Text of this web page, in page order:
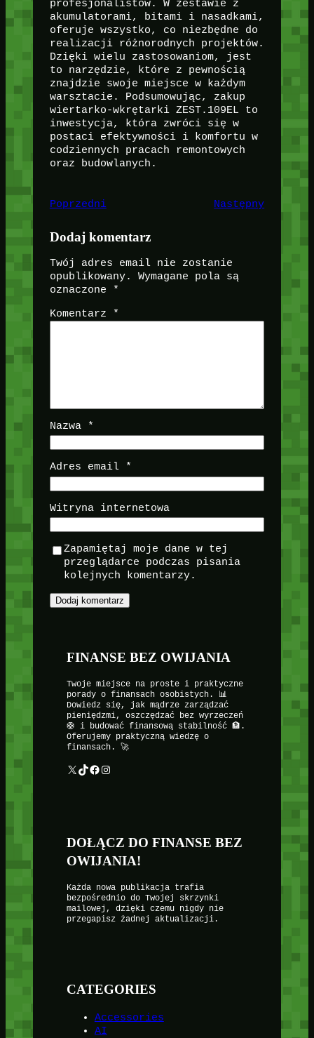
profesjonalistów. W zestawie z
akumulatorami, bitami i nasadkami,
oferuje wszystko, co niezbędne do
realizacji różnorodnych projektów.
Dzięki wielu zastosowaniom, jest
to narzędzie, które z pewnością
znajdzie swoje miejsce w każdym
warsztacie. Podsumowując, zakup
wiertarko-wkrętarki ZEST.109EL to
inwestycja, która zwróci się w
postaci efektywności i komfortu w
codziennych pracach remontowych
oraz budowlanych.
Poprzedni Następny
Dodaj komentarz
Twój adres email nie zostanie
opublikowany.
Wymagane pola są
oznaczone
*
Komentarz *
Nazwa *
Adres email *
Witryna internetowa
Zapamiętaj moje dane w tej
przeglądarce podczas pisania
kolejnych komentarzy.
FINANSE BEZ OWIJANIA
Twoje miejsce na proste i praktyczne
porady o finansach osobistych. 📊
Dowiedz się, jak mądrze zarządzać
pieniędzmi, oszczędzać bez wyrzeczeń
🛟 i budować finansową stabilność 🏦.
Oferujemy praktyczną wiedzę o
finansach. 🚀
X TikTok Facebook Instagram
DOŁĄCZ DO FINANSE BEZ
OWIJANIA!
Każda nowa publikacja trafia
bezpośrednio do Twojej skrzynki
mailowej, dzięki czemu nigdy nie
przegapisz żadnej aktualizacji.
CATEGORIES
Accessories
AI